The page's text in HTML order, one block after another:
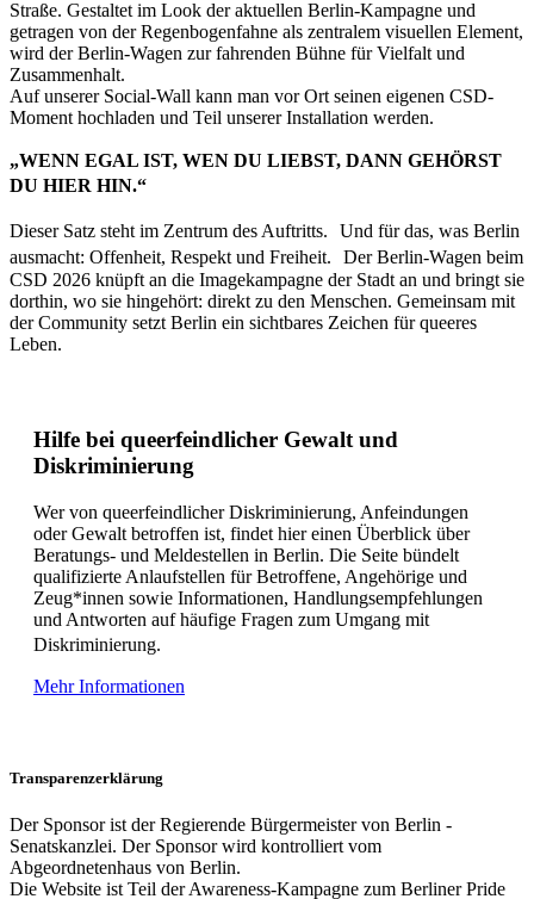
Straße. Gestaltet im Look der aktuellen Berlin-Kampagne und
getragen von der Regenbogenfahne als zentralem visuellen Element,
wird der Berlin-Wagen zur fahrenden Bühne für Vielfalt und
Zusammenhalt.
Auf unserer Social-Wall kann man vor Ort seinen eigenen CSD-
Moment hochladen und Teil unserer Installation werden.
„WENN EGAL IST, WEN DU LIEBST, DANN GEHÖRST
DU HIER HIN.“
Dieser Satz steht im Zentrum des Auftritts. Und für das, was Berlin
ausmacht: Offenheit, Respekt und Freiheit. Der Berlin-Wagen beim
CSD 2026 knüpft an die Imagekampagne der Stadt an und bringt sie
dorthin, wo sie hingehört: direkt zu den Menschen. Gemeinsam mit
der Community setzt Berlin ein sichtbares Zeichen für queeres
Leben.
Hilfe bei queerfeindlicher Gewalt und
Diskriminierung
Wer von queerfeindlicher Diskriminierung, Anfeindungen
oder Gewalt betroffen ist, findet hier einen Überblick über
Beratungs- und Meldestellen in Berlin. Die Seite bündelt
qualifizierte Anlaufstellen für Betroffene, Angehörige und
Zeug*innen sowie Informationen, Handlungsempfehlungen
und Antworten auf häufige Fragen zum Umgang mit
Diskriminierung.
Mehr Informationen
Transparenzerklärung
Der Sponsor ist der Regierende Bürgermeister von Berlin -
Senatskanzlei. Der Sponsor wird kontrolliert vom
Abgeordnetenhaus von Berlin.
Die Website ist Teil der Awareness-Kampagne zum Berliner Pride